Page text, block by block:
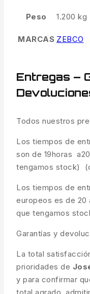
Peso 1.200 kg
MARCAS ZEBCO
Entregas –
Todos nuestros
Los tiempos de
son de 19horas
tengamos stock)
Los tiempos de
europeos es de 20
que tengamos
Garantías y
La total
prioridades de
y para confirmar